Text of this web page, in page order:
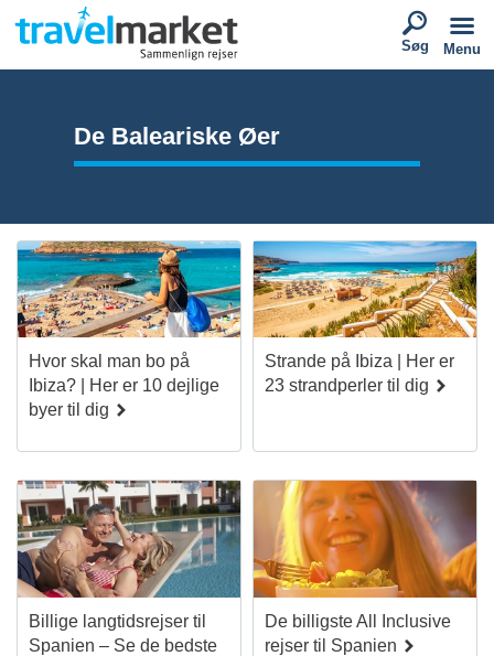
Søg Menu
De Baleariske Øer
Hvor skal man bo på
Ibiza? | Her er 10 dejlige
byer til dig
Strande på Ibiza | Her er
23 strandperler til dig
Billige langtidsrejser til
Spanien – Se de bedste
De billigste All Inclusive
rejser til Spanien